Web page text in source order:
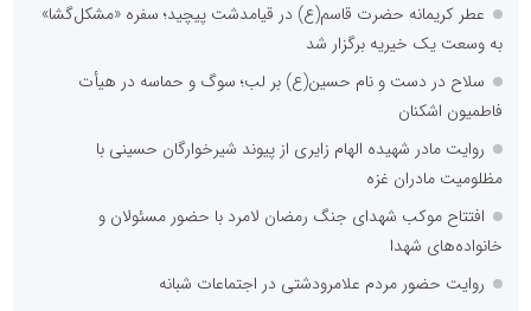
عطر کریمانه حضرت قاسم(ع) در قیامدشت پیچید؛ سفره «مشکل‌گشا»
به وسعت یک خیریه برگزار شد
سلاح در دست و نام حسین(ع) بر لب؛ سوگ و حماسه در هیأت
فاطمیون اشکنان
روایت مادر شهیده الهام زایری از پیوند شیرخوارگان حسینی با
مظلومیت مادران غزه
افتتاح موکب شهدای جنگ رمضان لامرد با حضور مسئولان و
خانواده‌های شهدا
روایت حضور مردم علامرودشتی در اجتماعات شبانه